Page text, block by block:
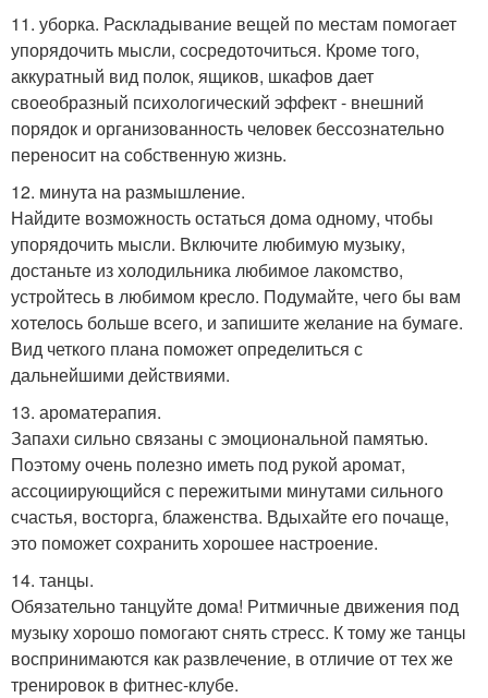
11. уборка. Раскладывание вещей по местам помогает
упорядочить мысли, сосредоточиться. Кроме того,
аккуратный вид полок, ящиков, шкафов дает
своеобразный психологический эффект - внешний
порядок и организованность человек бессознательно
переносит на собственную жизнь.
12. минута на размышление.
Найдите возможность остаться дома одному, чтобы
упорядочить мысли. Включите любимую музыку,
достаньте из холодильника любимое лакомство,
устройтесь в любимом кресло. Подумайте, чего бы вам
хотелось больше всего, и запишите желание на бумаге.
Вид четкого плана поможет определиться с
дальнейшими действиями.
13. ароматерапия.
Запахи сильно связаны с эмоциональной памятью.
Поэтому очень полезно иметь под рукой аромат,
ассоциирующийся с пережитыми минутами сильного
счастья, восторга, блаженства. Вдыхайте его почаще,
это поможет сохранить хорошее настроение.
14. танцы.
Обязательно танцуйте дома! Ритмичные движения под
музыку хорошо помогают снять стресс. К тому же танцы
воспринимаются как развлечение, в отличие от тех же
тренировок в фитнес-клубе.